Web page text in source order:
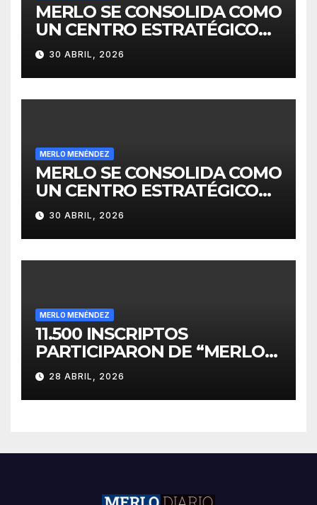
MERLO SE CONSOLIDA COMO
UN CENTRO ESTRATÉGICO
PARA EL DESARROLLO DE
INVERSIONES
30 ABRIL, 2026
MERLO MENÉNDEZ
MERLO SE CONSOLIDA COMO
UN CENTRO ESTRATÉGICO
PARA EL DESARROLLO DE
INVERSIONES
30 ABRIL, 2026
MERLO MENÉNDEZ
11.500 INSCRIPTOS
PARTICIPARON DE “MERLO
CORRE POR MALVINAS”
28 ABRIL, 2026